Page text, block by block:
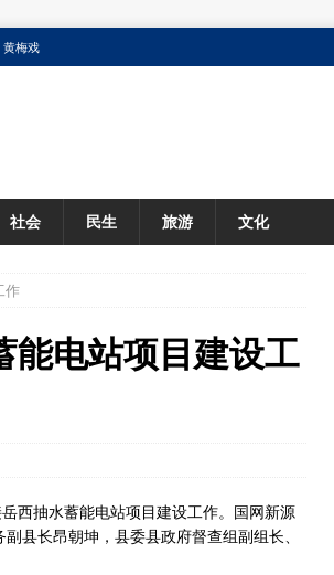
黄梅戏
社会 民生 旅游 文化
作
能电站项目建设工
西抽水蓄能电站项目建设工作。国网新源
县长昂朝坤，县委县政府督查组副组长、